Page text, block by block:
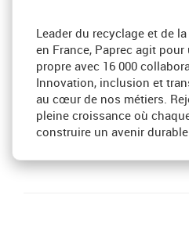
Leader du recyclage et de
en France, Paprec agit
propre avec 16 000
Innovation, inclusion et
au cœur de nos métiers.
pleine croissance où
construire un avenir